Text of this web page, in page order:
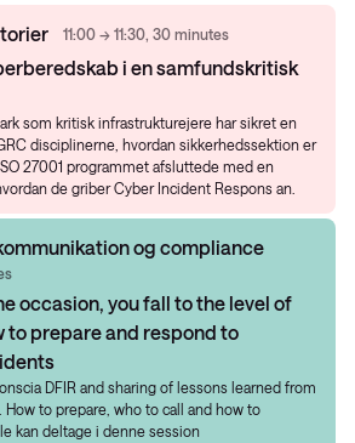
11:00 → 11:30, 30 minutes
i en samfundskritisk
som kritisk infrastrukturejere har sikret en
disciplinerne, hvordan sikkerhedssektion er
27001 programmet afsluttede med en
de griber Cyber Incident Respons an.
og compliance
occasion, you fall to the level of
to prepare and respond to
DFIR and sharing of lessons learned from
to prepare, who to call and how to
kan deltage i denne session